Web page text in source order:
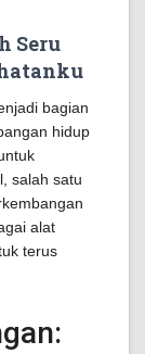
Seru
bagian
hidup
salah satu
alat
terus